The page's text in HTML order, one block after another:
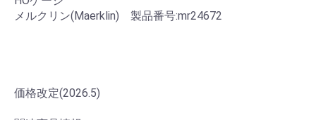
メルクリン(Maerklin) 製品番号:mr24672
価格改定(2026.5)